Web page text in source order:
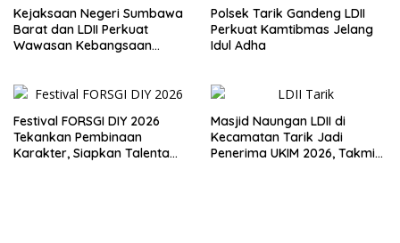
Kejaksaan Negeri Sumbawa
Barat dan LDII Perkuat
Wawasan Kebangsaan
Polsek Tarik Gandeng LDII
Perkuat Kamtibmas Jelang
Idul Adha
Festival FORSGI DIY 2026
Tekankan Pembinaan
Karakter, Siapkan Talenta
Masjid Naungan LDII di
Kecamatan Tarik Jadi
Penerima UKIM 2026, Takmir